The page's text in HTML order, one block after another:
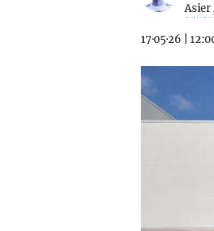
Asier
17·05·26